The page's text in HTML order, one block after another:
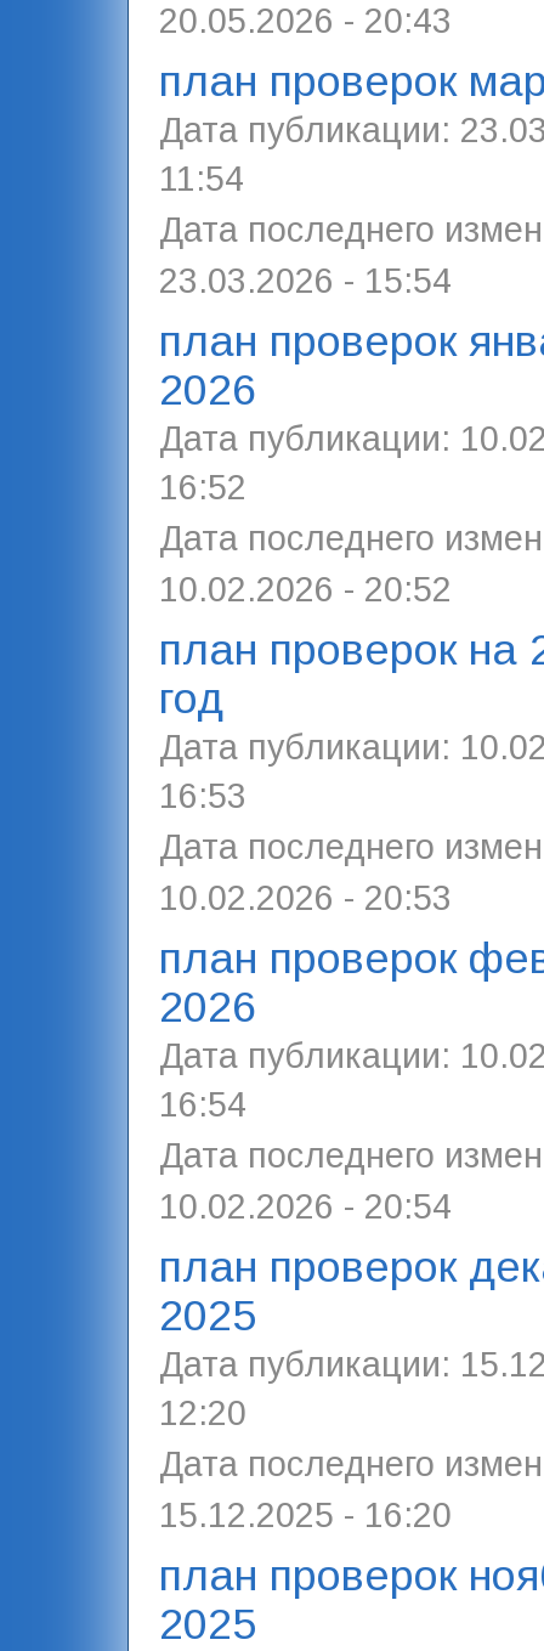
20.05.2026 - 20:43
план проверок
Дата публикации:
11:54
Дата последнего
23.03.2026 - 15:54
план проверок
2026
Дата публикации:
16:52
Дата последнего
10.02.2026 - 20:52
план проверок на
год
Дата публикации:
16:53
Дата последнего
10.02.2026 - 20:53
план проверок
2026
Дата публикации:
16:54
Дата последнего
10.02.2026 - 20:54
план проверок
2025
Дата публикации:
12:20
Дата последнего
15.12.2025 - 16:20
план проверок
2025